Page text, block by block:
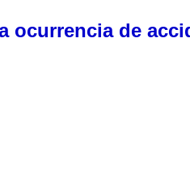
ocurrencia de